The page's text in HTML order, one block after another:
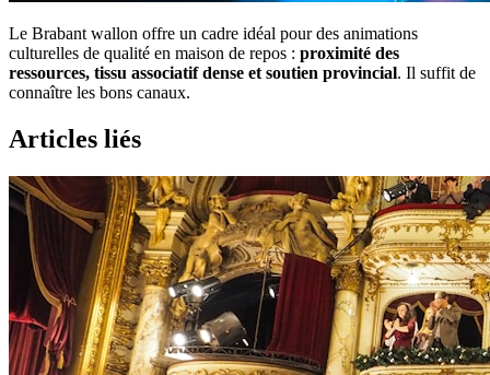
Le Brabant wallon offre un cadre idéal pour des animations
culturelles de qualité en maison de repos : proximité des
ressources, tissu associatif dense et soutien provincial. Il suffit de
connaître les bons canaux.
Articles liés